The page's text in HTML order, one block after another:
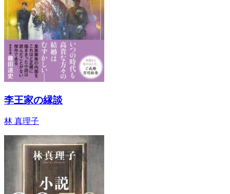
李王家の縁談
林 真理子